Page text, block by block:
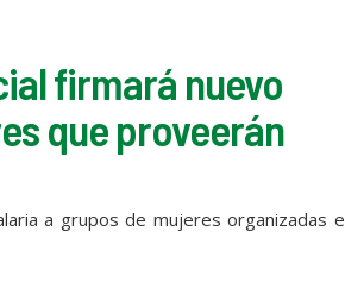
firmará nuevo
que proveerán
a grupos de mujeres organizadas